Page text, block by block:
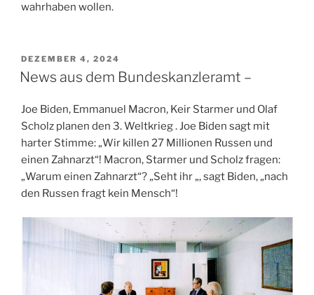
wahrhaben wollen.
VERÖFFENTLICHT
AM
DEZEMBER 4, 2024
News aus dem Bundeskanzleramt –
Joe Biden, Emmanuel Macron, Keir Starmer und Olaf
Scholz planen den 3. Weltkrieg . Joe Biden sagt mit
harter Stimme: „Wir killen 27 Millionen Russen und
einen Zahnarzt“! Macron, Starmer und Scholz fragen:
„Warum einen Zahnarzt“? „Seht ihr „, sagt Biden, „nach
den Russen fragt kein Mensch“!